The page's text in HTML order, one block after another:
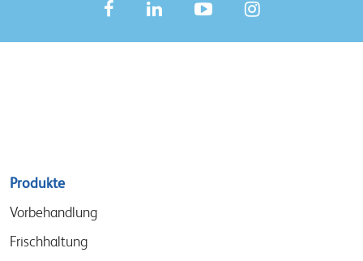
Sitemap
menu
Produkte
Vorbehandlung
Frischhaltung